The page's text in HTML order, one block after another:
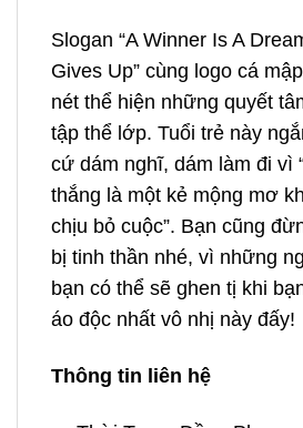
Slogan “A Winner Is A
Gives Up” cùng logo cá
nét thể hiện những quyết
tập thể lớp. Tuổi trẻ này
cứ dám nghĩ, dám làm đi vì
thắng là một kẻ mộng mơ
chịu bỏ cuộc”. Bạn cũng
bị tinh thần nhé, vì những
bạn có thể sẽ ghen tị khi
áo độc nhất vô nhị này đấy!
Thông tin liên hệ